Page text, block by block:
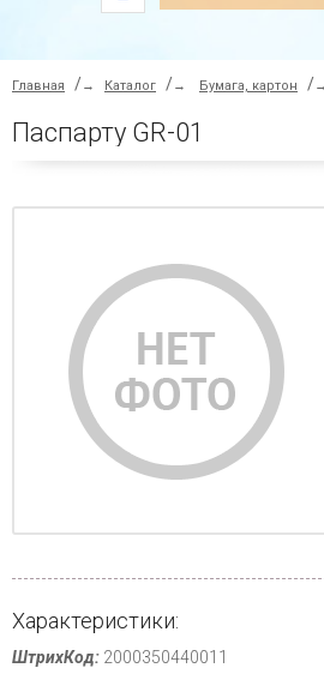
Главная → Каталог → Бумага, картон →
Паспарту GR-01
Характеристики:
ШтрихКод: 2000350440011